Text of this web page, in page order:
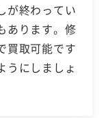
が終わってい
あります。修
買取可能です
うにしましょ